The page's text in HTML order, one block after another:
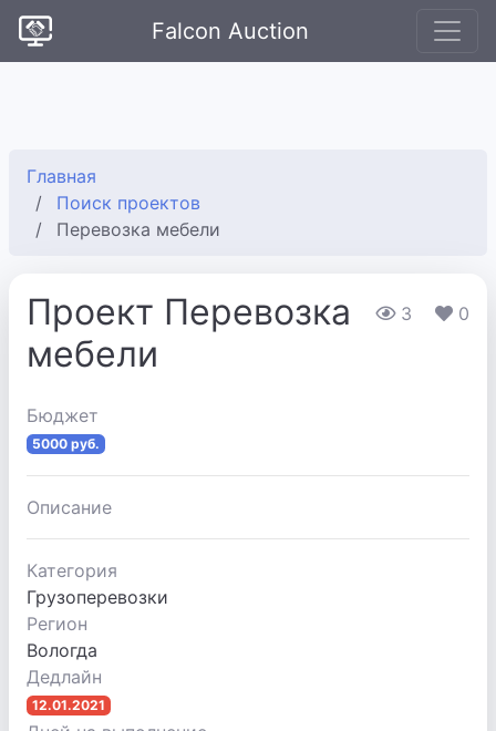
Falcon Auction
Главная
Поиск проектов
Перевозка мебели
3 0
Проект Перевозка
мебели
Бюджет
5000 руб.
Описание
Категория
Грузоперевозки
Регион
Вологда
Дедлайн
12.01.2021